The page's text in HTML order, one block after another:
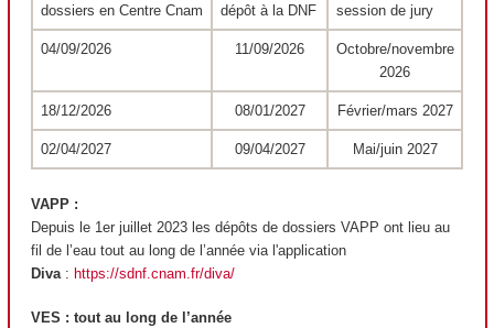
dossiers en Centre Cnam
dépôt à la DNF
session de jury
04/09/2026 11/09/2026
Octobre/novembre
2026
18/12/2026 08/01/2027 Février/mars 2027
02/04/2027 09/04/2027 Mai/juin 2027
VAPP :
Depuis le 1 er juillet 2023 les dépôts de dossiers VAPP ont lieu au
fil de l’eau tout au long de l’année via l'application
Diva : https://sdnf.cnam.fr/diva/
VES : tout au long de l’année